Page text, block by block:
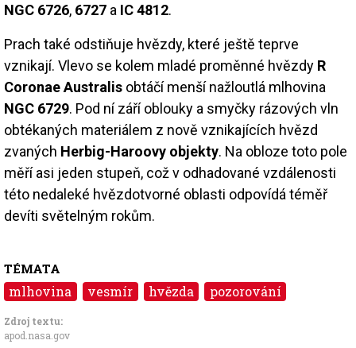
NGC 6726, 6727 a IC 4812.
Prach také odstiňuje hvězdy, které ještě teprve
vznikají. Vlevo se kolem mladé proměnné hvězdy R
Coronae Australis obtáčí menší nažloutlá mlhovina
NGC 6729. Pod ní září oblouky a smyčky rázových vln
obtékaných materiálem z nově vznikajících hvězd
zvaných Herbig-Haroovy objekty. Na obloze toto pole
měří asi jeden stupeň, což v odhadované vzdálenosti
této nedaleké hvězdotvorné oblasti odpovídá téměř
devíti světelným rokům.
TÉMATA
mlhovina vesmír hvězda pozorování
Zdroj textu:
apod.nasa.gov